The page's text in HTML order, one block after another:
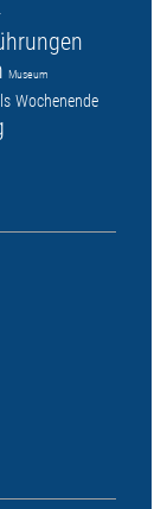
Museum
Wochenende